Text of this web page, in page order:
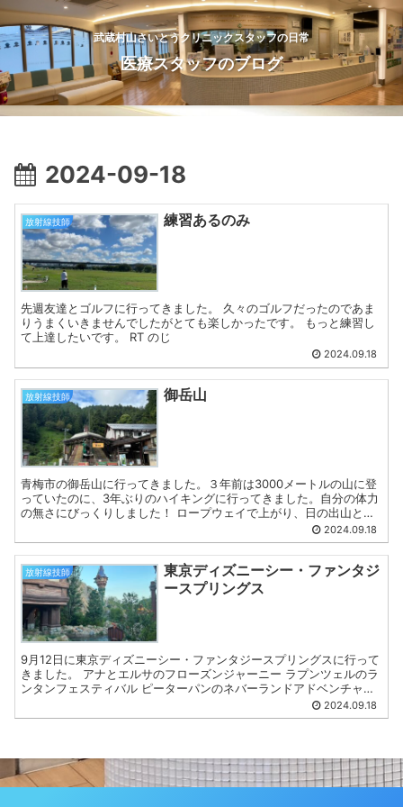
武蔵村山さいとうクリニックスタッフの日常
医療スタッフのブログ
2024-09-18
放射線技師 練習あるのみ
先週友達とゴルフに行ってきました。 久々のゴルフだったのであま
りうまくいきませんでしたがとても楽しかったです。 もっと練習し
て上達したいです。 RT のじ
2024.09.18
放射線技師 御岳山
青梅市の御岳山に行ってきました。３年前は3000メートルの山に登
っていたのに、3年ぶりのハイキングに行ってきました。自分の体力
の無さにびっくりしました！ ロープウェイで上がり、日の出山とロ
ックガーデン、滝などを散策。緩やかな上り下りでゆった...2024.09.18
放射線技師
東京ディズニーシー・ファンタジ
ースプリングス
9月12日に東京ディズニーシー・ファンタジースプリングスに行って
きました。 アナとエルサのフローズンジャーニー ラプンツェルのラ
ンタンフェスティバル ピーターパンのネバーランドアドベンチャー
2024.09.18